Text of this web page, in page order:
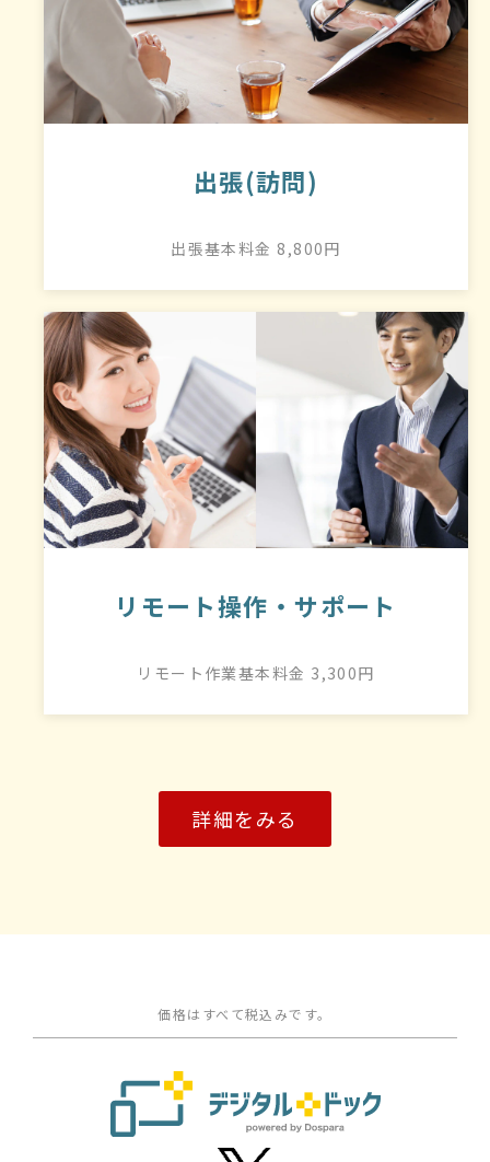
出張(訪問)
出張基本料金 8,800円
リモート操作・サポート
リモート作業基本料金 3,300円
詳細をみる
価格はすべて税込みです。